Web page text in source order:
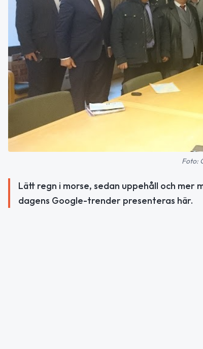
Foto:
Lätt regn i morse, sedan uppehåll och mer
dagens Google-trender presenteras här.